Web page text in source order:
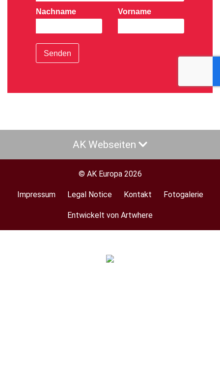
Nachname Vorname
Senden
AK Webseiten
© AK Europa 2026
Footer
Impressum Legal Notice Kontakt Fotogalerie
Entwickelt von Artwhere